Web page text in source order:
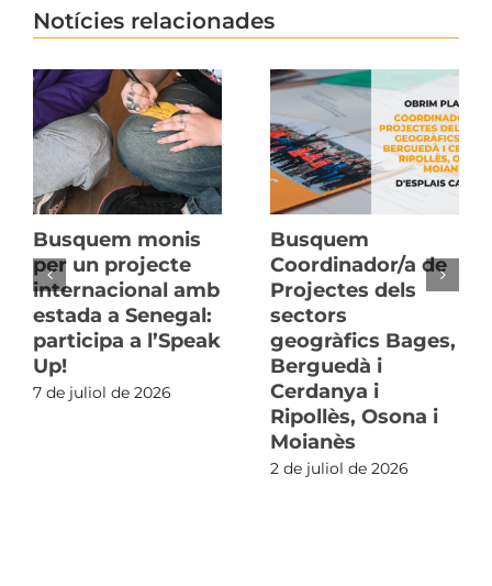
Notícies relacionades
Busquem monis
per un projecte
internacional amb
estada a Senegal:
participa a l’Speak
Up!
7 de juliol de 2026
Busquem
Coordinador/a de
Projectes dels
sectors
geogràfics Bages,
Berguedà i
Cerdanya i
Ripollès, Osona i
Moianès
2 de juliol de 2026